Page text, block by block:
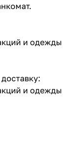
и одежды
и одежды